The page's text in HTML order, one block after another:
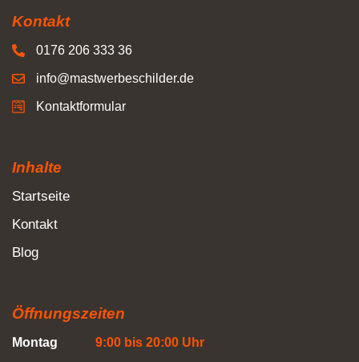
Kontakt
0176 206 333 36
info@mastwerbeschilder.de
Kontaktformular
Inhalte
Startseite
Kontakt
Blog
Öffnungszeiten
Montag 9:00 bis 20:00 Uhr